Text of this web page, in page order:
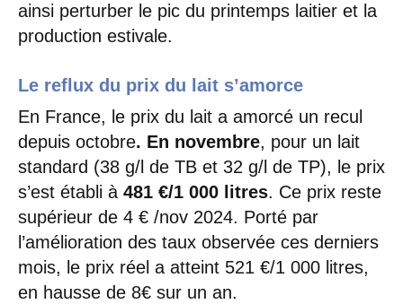
ainsi perturber le pic du printemps laitier et la
production estivale.
Le reflux du prix du lait s’amorce
En France, le prix du lait a amorcé un recul
depuis octobre. En novembre, pour un lait
standard (38 g/l de TB et 32 g/l de TP), le prix
s’est établi à 481 €/1 000 litres. Ce prix reste
supérieur de 4 € /nov 2024. Porté par
l’amélioration des taux observée ces derniers
mois, le prix réel a atteint 521 €/1 000 litres,
en hausse de 8€ sur un an.